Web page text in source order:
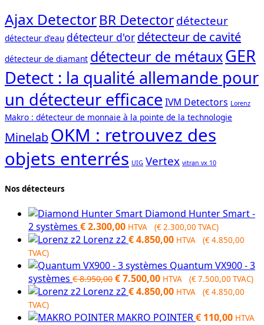
Ajax DetectorBR Detectordétecteur
détecteur d'eau détecteur d'or détecteur de cavité
détecteur de diamant détecteur de métauxGER
Detect : la qualité allemande pour
un détecteur efficace IVM Detectors Lorenz
Makro : détecteur de monnaie à la pointe de la technologie
MinelabOKM : retrouvez des
objets enterrés UIG Vertex vitran vx 10
Nos détecteurs
Diamond Hunter Smart -
2 systèmes €2.300,00 HTVA (€2.300,00 TVAC)
Lorenz z2€4.850,00 HTVA (€4.850,00
TVAC)
Quantum VX900 - 3
systèmes €8.950,00 Original
price
€ 8.950,00.
€7.500,00Current
price
€ 7.500,00.
HTVA (€7.500,00 TVAC)
Lorenz z2€4.850,00 HTVA (€4.850,00
TVAC)
MAKRO POINTER€ 110,00 HTVA